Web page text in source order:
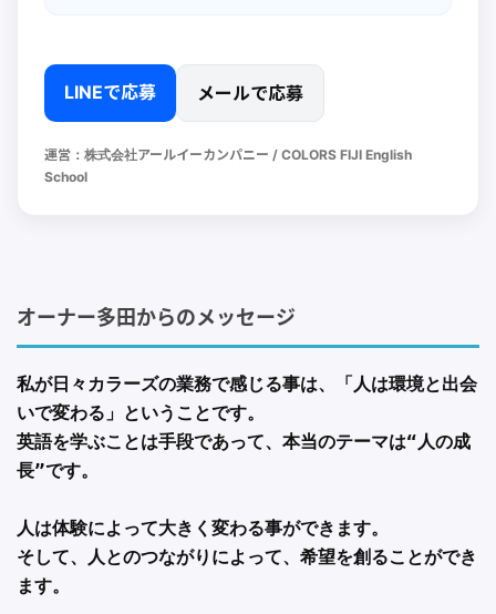
LINEで応募 メールで応募
運営：株式会社アールイーカンパニー / COLORS FIJI English
School
オーナー多田からのメッセージ
私が日々カラーズの業務で感じる事は、「人は環境と出会
いで変わる」ということです。
英語を学ぶことは手段であって、本当のテーマは“人の成
長”です。
人は体験によって大きく変わる事ができます。
そして、人とのつながりによって、希望を創ることができ
ます。